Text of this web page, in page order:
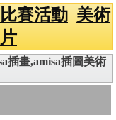
比賽活動 美術
插畫,amisa插圖美術